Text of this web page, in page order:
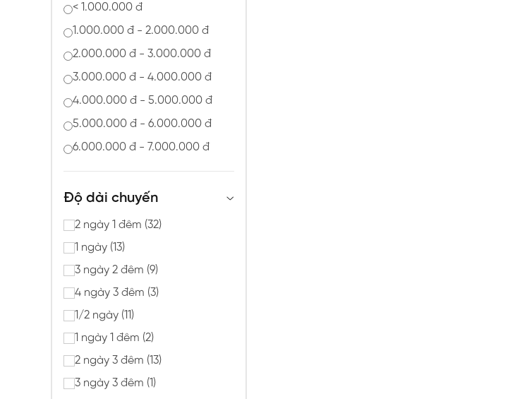
< 1.000.000 đ
1.000.000 đ - 2.000.000 đ
2.000.000 đ - 3.000.000 đ
3.000.000 đ - 4.000.000 đ
4.000.000 đ - 5.000.000 đ
5.000.000 đ - 6.000.000 đ
6.000.000 đ - 7.000.000 đ
Độ dài chuyến
2 ngày 1 đêm (32)
1 ngày (13)
3 ngày 2 đêm (9)
4 ngày 3 đêm (3)
1/2 ngày (11)
1 ngày 1 đêm (2)
2 ngày 3 đêm (13)
3 ngày 3 đêm (1)